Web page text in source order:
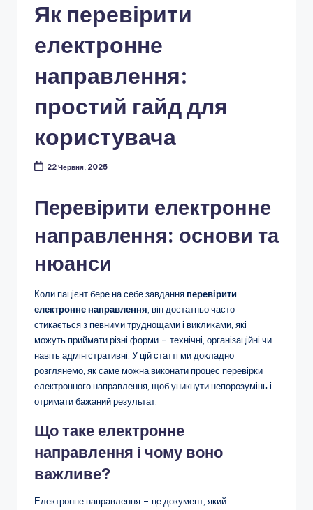
Як перевірити
електронне
направлення:
простий гайд для
користувача
22 Червня, 2025
Перевірити електронне
направлення: основи та
нюанси
Коли пацієнт бере на себе завданняперевірити
електронне направлення , він достатньо часто
стикається з певними труднощами і викликами, які
можуть приймати різні форми – технічні, організаційні чи
навіть адміністративні. У цій статті ми докладно
розглянемо, як саме можна виконати процес перевірки
електронного направлення, щоб уникнути непорозумінь і
отримати бажаний результат.
Що таке електронне
направлення і чому воно
важливе?
Електронне направлення – це документ, який